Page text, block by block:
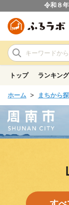
令和８
トップ ランキング
ホーム まちから